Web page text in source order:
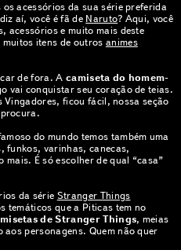
acessórios da sua série preferida
aí, você é fã de Naruto? Aqui, você
acessórios e muito mais deste
muitos itens de outros animes
de fora. Acamiseta do homem-
vai conquistar seu coração de teias.
Vingadores, ficou fácil, nossa seção
do mundo temos também uma
funkos, varinhas, canecas,
mais. É só escolher de qual “casa”
da série Stranger Things
temáticos que a Piticas tem no
de Stranger Things, meias
personagens. Quem não quer